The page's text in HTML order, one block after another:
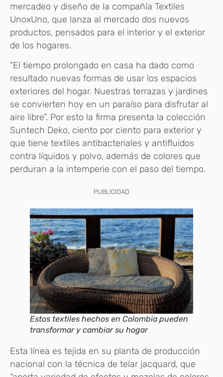
mercadeo y diseño de la compañía Textiles
UnoxUno, que lanza al mercado dos nuevos
productos, pensados para el interior y el exterior
de los hogares.
“El tiempo prolongado en casa ha dado como
resultado nuevas formas de usar los espacios
exteriores del hogar. Nuestras terrazas y jardines
se convierten hoy en un paraíso para disfrutar al
aire libre”. Por esto la firma presenta la colección
Suntech Deko, ciento por ciento para exterior y
que tiene textiles antibacteriales y antifluidos
contra líquidos y polvo, además de colores que
perduran a la intemperie con el paso del tiempo.
PUBLICIDAD
Estos textiles hechos en Colombia pueden
transformar y cambiar su hogar
Esta línea es tejida en su planta de producción
nacional con la técnica de telar jacquard, que